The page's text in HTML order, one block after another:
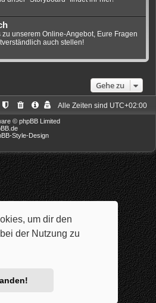
um dir den
der Nutzung zu
zu unserem Online-Angebot, Eure Fragen
auch stellen!
Gehe zu
Alle Zeiten sind UTC+02:00
© phpBB Limited
Style-Design